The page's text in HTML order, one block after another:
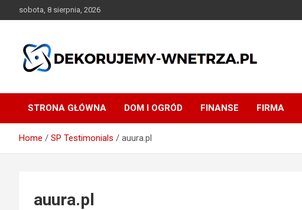
to
sobota, 8 sierpnia, 2026
dekorujemy-wnetrza.pl
STRONA GŁÓWNA DOM I OGRÓD FINANSE FIRMA
Home SP Testimonials auura.pl
auura.pl